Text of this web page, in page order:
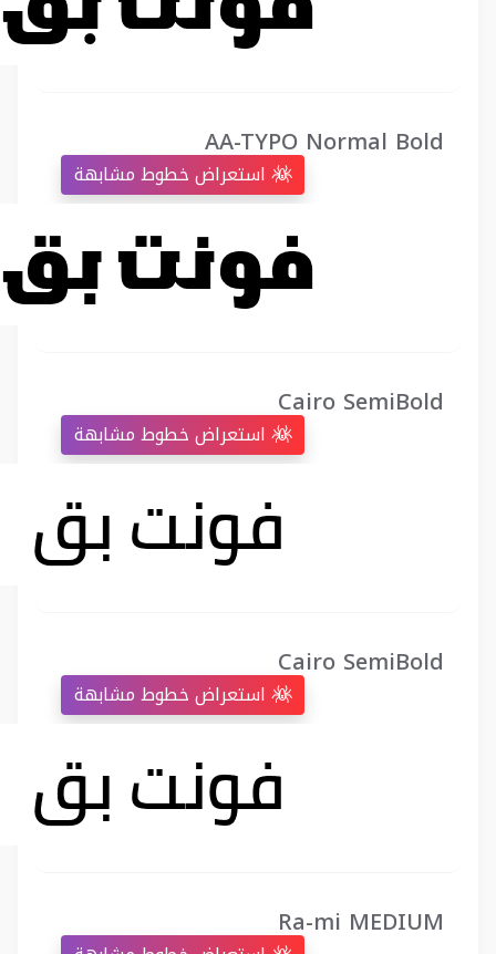
AA-TYPO Normal Bold
Cairo SemiBold
Cairo SemiBold
Ra-mi MEDIUM